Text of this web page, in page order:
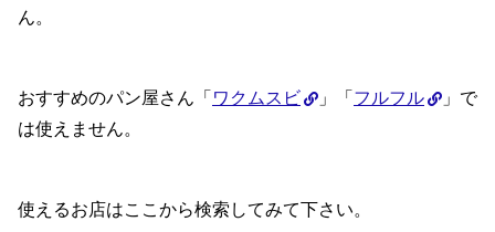
ん。
おすすめのパン屋さん「 ワクムスビ 」「 フルフル
」で
は使えません。
使えるお店はここから検索してみて下さい。